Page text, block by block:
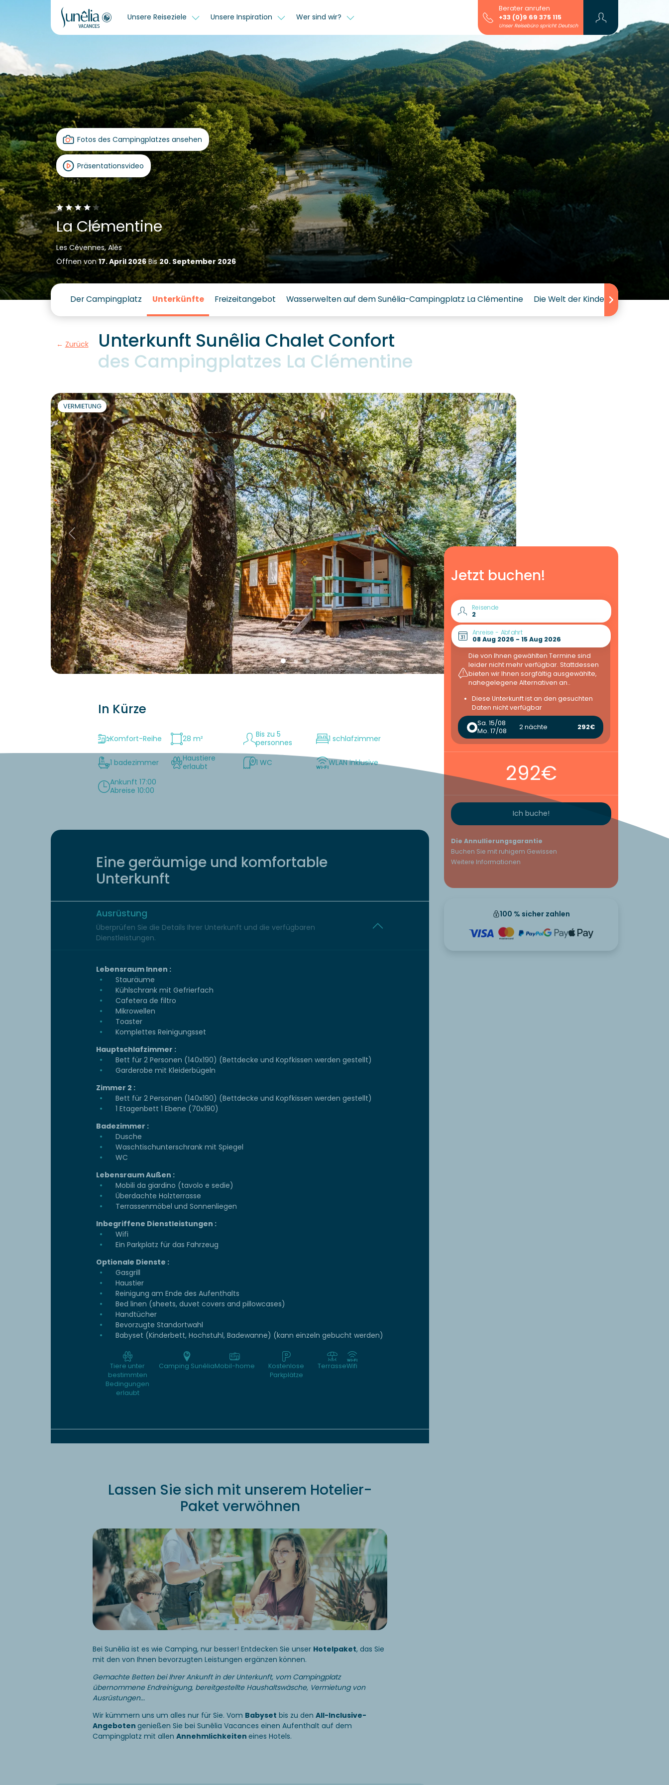
Unsere Reiseziele Unsere Inspiration Wer sind wir?
Berater anrufen
+33 (0)9 69 375 115
Unser Reisebüro spricht Deutsch
Fotos des Campingplatzes ansehen
Präsentationsvideo
La Clémentine
Les Cévennes, Alès
Öffnen von17. April 2026Bis20. September 2026
Der Campingplatz Unterkünfte Freizeitangebot Wasserwelten auf dem Sunêlia-Campingplatz La Clémentine Die Welt der Kinder auf dem
Zurück
Unterkunft Sunêlia Chalet Confort
des Campingplatzes La Clémentine
Jetzt buchen!
Reisende
Anreise - Abfahrt
Die von Ihnen gewählten Termine sind
leider nicht mehr verfügbar. Stattdessen
bieten wir Ihnen sorgfältig ausgewählte,
nahegelegene Alternativen an..
Diese Unterkunft ist an den gesuchten
Daten nicht verfügbar
Sa. 15/08
Mo. 17/08
2 nächte 292€
292€
Ich buche!
Die Annullierungsgarantie
Buchen Sie mit ruhigem Gewissen
Weitere Informationen
100 % sicher zahlen
1 / 4
VERMIETUNG
In Kürze
Komfort-Reihe 28 m²
Bis zu 5
personnes
1 schlafzimmer
1 badezimmer
Haustiere
erlaubt
1 WC
WLAN inklusive
Ankunft 17:00
Abreise 10:00
Eine geräumige und komfortable
Unterkunft
Ausrüstung
Überprüfen Sie die Details Ihrer Unterkunft und die verfügbaren
Dienstleistungen.
Lebensraum Innen :
Stauräume
Kühlschrank mit Gefrierfach
Cafetera de filtro
Mikrowellen
Toaster
Komplettes Reinigungsset
Hauptschlafzimmer :
Bett für 2 Personen (140x190) (Bettdecke und Kopfkissen werden gestellt)
Garderobe mit Kleiderbügeln
Zimmer 2 :
Bett für 2 Personen (140x190) (Bettdecke und Kopfkissen werden gestellt)
1 Etagenbett 1 Ebene (70x190)
Badezimmer :
Dusche
Waschtischunterschrank mit Spiegel
WC
Lebensraum Außen :
Mobili da giardino (tavolo e sedie)
Überdachte Holzterrasse
Terrassenmöbel und Sonnenliegen
Inbegriffene Dienstleistungen :
Wifi
Ein Parkplatz für das Fahrzeug
Optionale Dienste :
Gasgrill
Haustier
Reinigung am Ende des Aufenthalts
Bed linen (sheets, duvet covers and pillowcases)
Handtücher
Bevorzugte Standortwahl
Babyset (Kinderbett, Hochstuhl, Badewanne) (kann einzeln gebucht werden)
Tiere unter
bestimmten
Bedingungen
erlaubt
Camping SunêliaMobil-home
Kostenlose
Parkplätze
TerrasseWifi
Lassen Sie sich mit unserem Hotelier-
Paket verwöhnen
Bei Sunêlia ist es wie Camping, nur besser! Entdecken Sie unser Hotelpaket, das Sie
mit den von Ihnen bevorzugten Leistungen ergänzen können.
Gemachte Betten bei Ihrer Ankunft in der Unterkunft, vom Campingplatz
übernommene Endreinigung, bereitgestellte Haushaltswäsche, Vermietung von
Ausrüstungen...
Wir kümmern uns um alles nur für Sie. Vom Babyset bis zu den All-Inclusive-
Angeboten genießen Sie bei Sunêlia Vacances einen Aufenthalt auf dem
Campingplatz mit allen Annehmlichkeiten eines Hotels.